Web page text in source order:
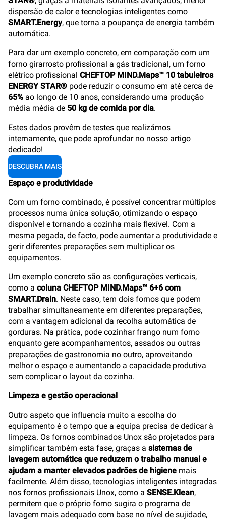
dispersão de calor e tecnologias inteligentes como
SMART.Energy, que torna a poupança de energia também
automática.
Para dar um exemplo concreto, em comparação com um
forno girarrosto profissional a gás tradicional, um forno
elétrico profissional CHEFTOP MIND.Maps™ 10 tabuleiros
ENERGY STAR® pode reduzir o consumo em até cerca de
65% ao longo de 10 anos, considerando uma produção
média média de 50 kg de comida por dia.
Estes dados provêm de testes que realizámos
internamente, que pode aprofundar no nosso artigo
dedicado!
DESCUBRA MAIS
Espaço e produtividade
Com um forno combinado, é possível concentrar múltiplos
processos numa única solução, otimizando o espaço
disponível e tornando a cozinha mais flexível. Com a
mesma pegada, de facto, pode aumentar a produtividade e
gerir diferentes preparações sem multiplicar os
equipamentos.
Um exemplo concreto são as configurações verticais,
como a coluna CHEFTOP MIND.Maps™ 6+6 com
SMART.Drain. Neste caso, tem dois fornos que podem
trabalhar simultaneamente em diferentes preparações,
com a vantagem adicional da recolha automática de
gorduras. Na prática, pode cozinhar frango num forno
enquanto gere acompanhamentos, assados ou outras
preparações de gastronomia no outro, aproveitando
melhor o espaço e aumentando a capacidade produtiva
sem complicar o layout da cozinha.
Limpeza e gestão operacional
Outro aspeto que influencia muito a escolha do
equipamento é o tempo que a equipa precisa de dedicar à
limpeza. Os fornos combinados Unox são projetados para
simplificar também esta fase, graças a sistemas de
lavagem automática que reduzem o trabalho manual e
ajudam a manter elevados padrões de higiene mais
facilmente. Além disso, tecnologias inteligentes integradas
nos fornos profissionais Unox, como a SENSE.Klean,
permitem que o próprio forno sugira o programa de
lavagem mais adequado com base no nível de sujidade,